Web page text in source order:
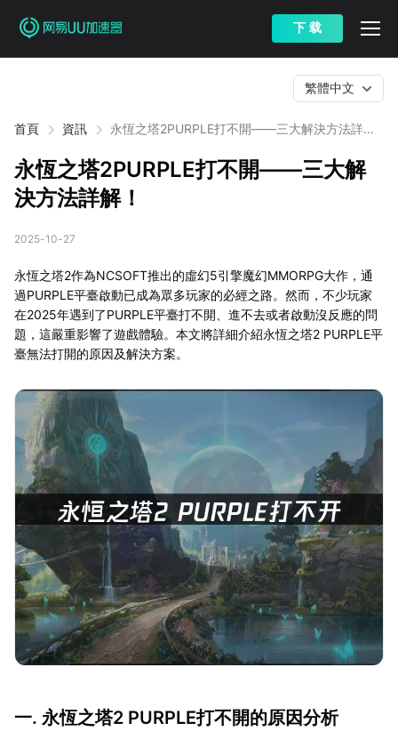
下 载
首頁 資訊
永恆之塔2PURPLE打不開——三大解決方法詳
繁體中文
永恆之塔2PURPLE打不開——三大解
決方法詳解！
2025-10-27
永恆之塔2作為NCSOFT推出的虛幻5引擎魔幻MMORPG大作，通
過PURPLE平臺啟動已成為眾多玩家的必經之路。然而，不少玩家
在2025年遇到了PURPLE平臺打不開、進不去或者啟動沒反應的問
題，這嚴重影響了遊戲體驗。本文將詳細介紹永恆之塔2 PURPLE平
臺無法打開的原因及解決方案。
一. 永恆之塔2 PURPLE打不開的原因分析